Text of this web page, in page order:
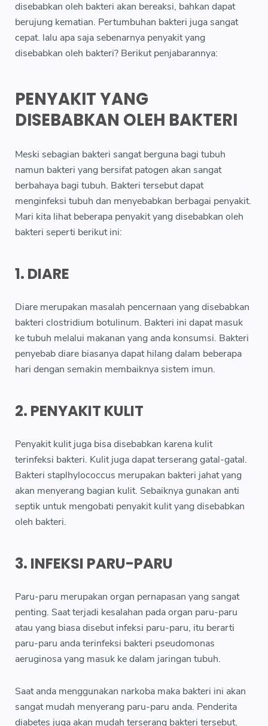
disebabkan oleh bakteri akan bereaksi, bahkan dapat
berujung kematian. Pertumbuhan bakteri juga sangat
cepat. lalu apa saja sebenarnya penyakit yang
disebabkan oleh bakteri? Berikut penjabarannya:
PENYAKIT YANG
DISEBABKAN OLEH BAKTERI
Meski sebagian bakteri sangat berguna bagi tubuh
namun bakteri yang bersifat patogen akan sangat
berbahaya bagi tubuh. Bakteri tersebut dapat
menginfeksi tubuh dan menyebabkan berbagai penyakit.
Mari kita lihat beberapa penyakit yang disebabkan oleh
bakteri seperti berikut ini:
1. DIARE
Diare merupakan masalah pencernaan yang disebabkan
bakteri clostridium botulinum. Bakteri ini dapat masuk
ke tubuh melalui makanan yang anda konsumsi. Bakteri
penyebab diare biasanya dapat hilang dalam beberapa
hari dengan semakin membaiknya sistem imun.
2. PENYAKIT KULIT
Penyakit kulit juga bisa disebabkan karena kulit
terinfeksi bakteri. Kulit juga dapat terserang gatal-gatal.
Bakteri staplhylococcus merupakan bakteri jahat yang
akan menyerang bagian kulit. Sebaiknya gunakan anti
septik untuk mengobati penyakit kulit yang disebabkan
oleh bakteri.
3. INFEKSI PARU-PARU
Paru-paru merupakan organ pernapasan yang sangat
penting. Saat terjadi kesalahan pada organ paru-paru
atau yang biasa disebut infeksi paru-paru, itu berarti
paru-paru anda terinfeksi bakteri pseudomonas
aeruginosa yang masuk ke dalam jaringan tubuh.
Saat anda menggunakan narkoba maka bakteri ini akan
sangat mudah menyerang paru-paru anda. Penderita
diabetes juga akan mudah terserang bakteri tersebut.